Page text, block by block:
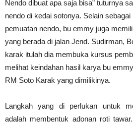
Nendo dibuat apa saja bisa” tuturnya
nendo di kedai sotonya. Selain
pemuatan nendo, bu emmy juga
yang berada di jalan Jend. Sudirman,
karak itulah dia membuka kursus
melihat keindahan hasil karya bu
RM Soto Karak yang dimilikinya.
Langkah yang di perlukan untuk
adalah membentuk adonan roti